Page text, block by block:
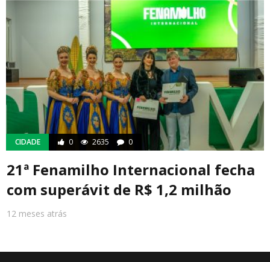
CIDADE 0 2635 0
21ª Fenamilho Internacional fecha
com superávit de R$ 1,2 milhão
12 meses atrás